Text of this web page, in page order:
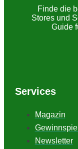
Finde die
Stores und
Guide
Services
Magazin
Newsletter